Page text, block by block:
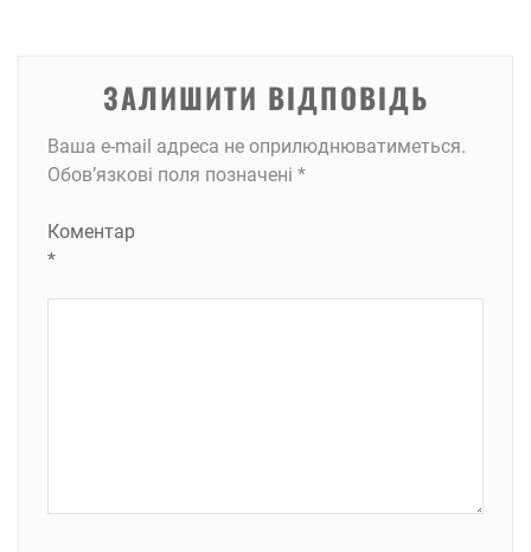
ЗАЛИШИТИ ВІДПОВІДЬ
Ваша e-mail адреса не оприлюднюватиметься.
Обов’язкові поля позначені *
Коментар
*